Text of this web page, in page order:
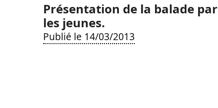
Présentation de la balade par
les jeunes.
Publié le 14/03/2013